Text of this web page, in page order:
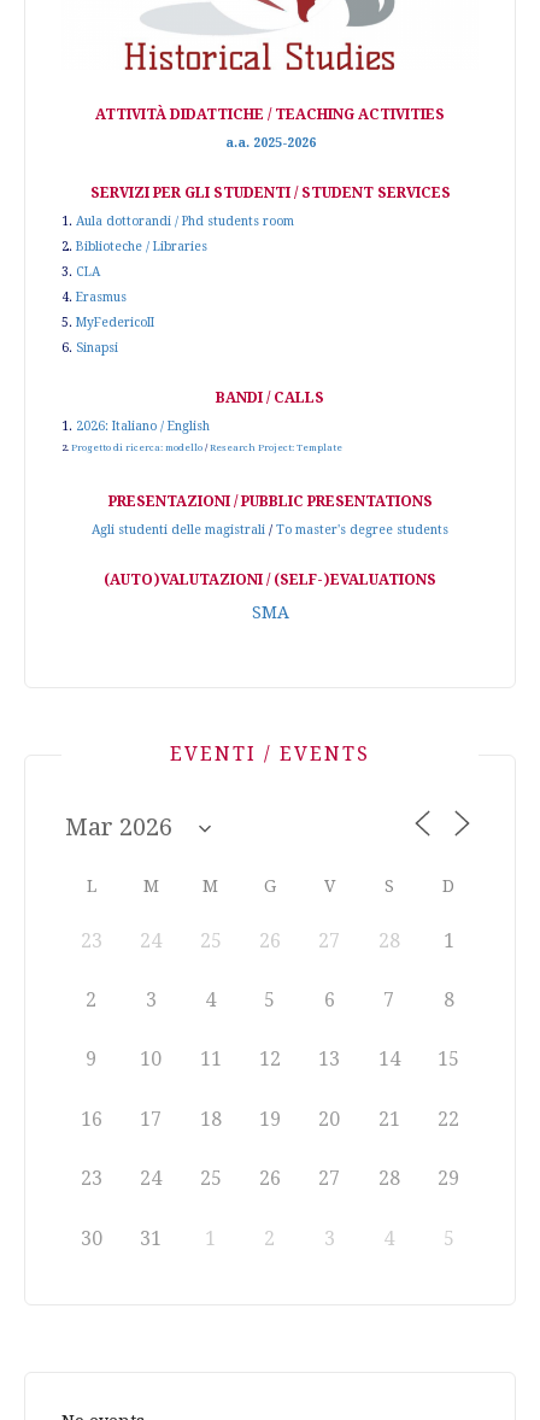
ATTIVITÀ DIDATTICHE / TEACHING ACTIVITIES
a.a. 2025-2026
SERVIZI PER GLI STUDENTI / STUDENT SERVICES
1. Aula dottorandi / Phd students room
2. Biblioteche / Libraries
3. CLA
4. Erasmus
5. MyFedericoII
6. Sinapsi
BANDI / CALLS
1. 2026: Italiano / English
2. Progetto di ricerca: modello /Research Project: Template
PRESENTAZIONI / PUBBLIC PRESENTATIONS
Agli studenti delle magistrali / To master's degree students
(AUTO)VALUTAZIONI / (SELF-)EVALUATIONS
SMA
EVENTI / EVENTS
L M M G V S D
23 24 25 26 27 28 1
2 3 4 5 6 7 8
9 10 11 12 13 14 15
16 17 18 19 20 21 22
23 24 25 26 27 28 29
30 31 1 2 3 4 5